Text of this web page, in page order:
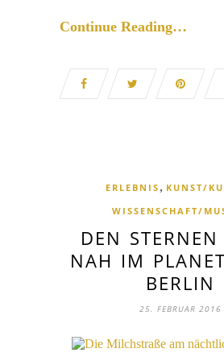
Continue Reading…
ERLEBNIS , KUNST/
WISSENSCHAFT/
DEN
NAH IM
BERLIN
25. FEBRUAR 2016